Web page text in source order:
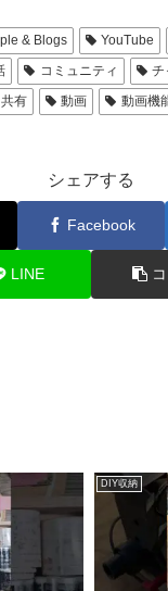
& Blogs YouTube
コミュニティ チ
共有 動画
動画機
シェアする
Facebook
LINE
DIY収納